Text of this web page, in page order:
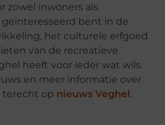
zowel inwoners als
geïnteresseerd bent in de
het culturele erfgoed
van de recreatieve
heeft voor ieder wat wils.
en meer informatie over
terecht op nieuws Veghel.